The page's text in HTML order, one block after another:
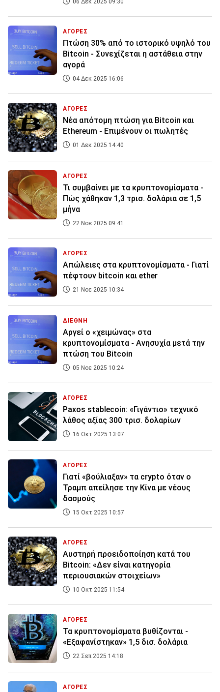
06 Δεκ 2025 09:30
ΑΓΟΡΕΣ
Πτώση 30% από το ιστορικό υψηλό του
Bitcoin - Συνεχίζεται η αστάθεια στην
αγορά
04 Δεκ 2025 16:06
ΑΓΟΡΕΣ
Νέα απότομη πτώση για Bitcoin και
Ethereum - Επιμένουν οι πωλητές
01 Δεκ 2025 14:40
ΑΓΟΡΕΣ
Τι συμβαίνει με τα κρυπτονομίσματα -
Πώς χάθηκαν 1,3 τρισ. δολάρια σε 1,5
μήνα
22 Νοε 2025 09:41
ΑΓΟΡΕΣ
Απώλειες στα κρυπτονομίσματα - Γιατί
πέφτουν bitcoin και ether
21 Νοε 2025 10:34
ΔΙΕΘΝΗ
Αργεί ο «χειμώνας» στα
κρυπτονομίσματα - Ανησυχία μετά την
πτώση του Bitcoin
05 Νοε 2025 10:24
ΑΓΟΡΕΣ
Paxos stablecoin: «Γιγάντιο» τεχνικό
λάθος αξίας 300 τρισ. δολαρίων
16 Οκτ 2025 13:07
ΑΓΟΡΕΣ
Γιατί «βούλιαξαν» τα crypto όταν ο
Τραμπ απείλησε την Κίνα με νέους
δασμούς
15 Οκτ 2025 10:57
ΑΓΟΡΕΣ
Αυστηρή προειδοποίηση κατά του
Bitcoin: «Δεν είναι κατηγορία
περιουσιακών στοιχείων»
10 Οκτ 2025 11:54
ΑΓΟΡΕΣ
Τα κρυπτονομίσματα βυθίζονται -
«Eξαφανίστηκαν» 1,5 δισ. δολάρια
22 Σεπ 2025 14:18
ΑΓΟΡΕΣ